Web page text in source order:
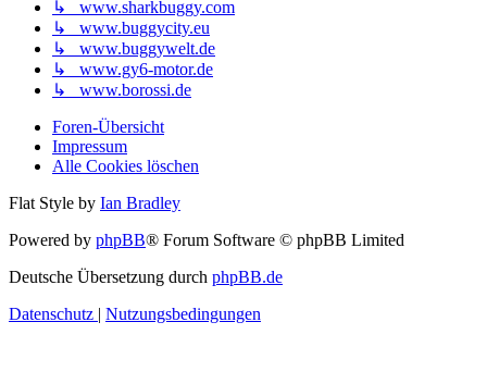
↳ www.sharkbuggy.com
↳ www.buggycity.eu
↳ www.buggywelt.de
↳ www.gy6-motor.de
↳ www.borossi.de
Foren-Übersicht
Impressum
Alle Cookies löschen
Flat Style by Ian Bradley
Powered by phpBB® Forum Software © phpBB Limited
Deutsche Übersetzung durch phpBB.de
Datenschutz | Nutzungsbedingungen